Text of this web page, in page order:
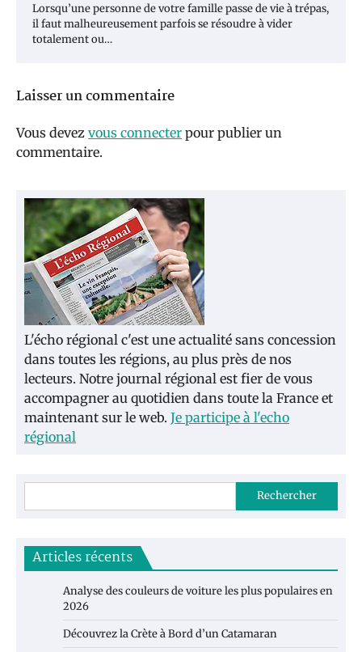
Lorsqu’une personne de votre famille passe de vie à trépas,
il faut malheureusement parfois se résoudre à vider
totalement ou…
Laisser un commentaire
Vous devez vous connecter pour publier un
commentaire.
L'écho régional c'est une actualité sans concession
dans toutes les régions, au plus près de nos
lecteurs. Notre journal régional est fier de vous
accompagner au quotidien dans toute la France et
maintenant sur le web. Je participe à l'echo
régional
Rechercher
Articles récents
Analyse des couleurs de voiture les plus populaires en
2026
Découvrez la Crète à Bord d’un Catamaran